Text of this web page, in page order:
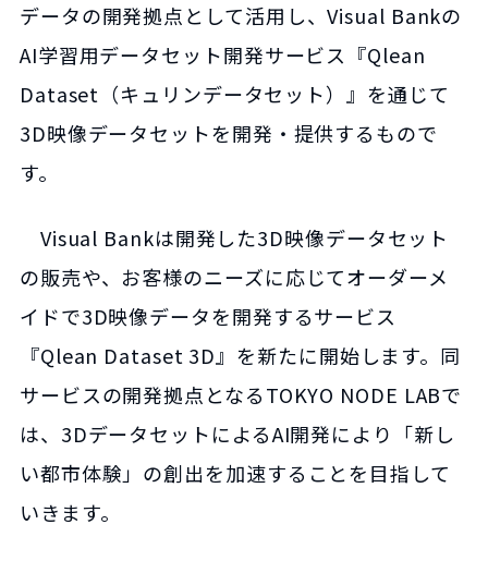
データの開発拠点として活用し、Visual Bankの
AI学習用データセット開発サービス『Qlean
Dataset（キュリンデータセット）』を通じて
3D映像データセットを開発・提供するもので
す。
Visual Bankは開発した3D映像データセット
の販売や、お客様のニーズに応じてオーダーメ
イドで3D映像データを開発するサービス
『Qlean Dataset 3D』を新たに開始します。同
サービスの開発拠点となるTOKYO NODE LABで
は、3DデータセットによるAI開発により「新し
い都市体験」の創出を加速することを目指して
いきます。